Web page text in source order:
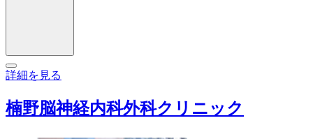
詳細を見る
楠野脳神経内科外科クリニック